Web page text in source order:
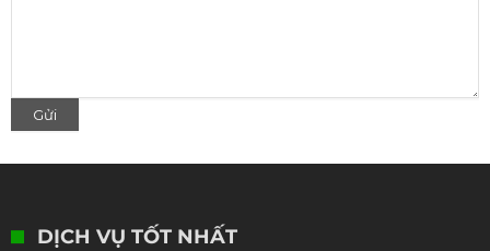
DỊCH VỤ TỐT NHẤT